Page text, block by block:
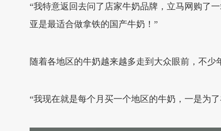
“我特意返回去问了店家牛奶品牌，立马网购了
亚是最适合做拿铁的国产牛奶！”
随着各地区的牛奶越来越多走到大众眼前，不少
“我现在就是每个月买一个地区的牛奶，一是为